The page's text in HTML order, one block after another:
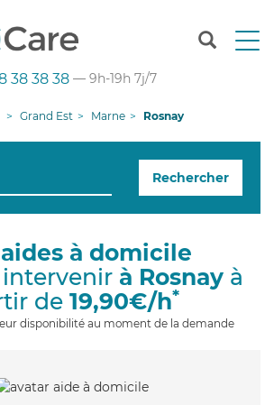
T
n
g
38 38 38 — 9h-19h 7j/7
Grand Est Marne Rosnay
Rechercher
à domicile
à Rosnayà
de 19,90€/h*
disponibilité au moment de la demande